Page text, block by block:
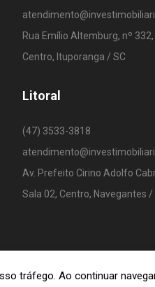
Rua Emílio Altemburg, nº 332,
Centro, Ituporanga / SC
Litoral
(47) 3533-3818
Av. Prefeito Cirino Adolfo
Sala 02, Centro, Navegantes /
tráfego. Ao continuar